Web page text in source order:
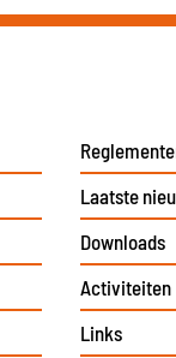
Laatste
Downloads
Activiteiten
Links